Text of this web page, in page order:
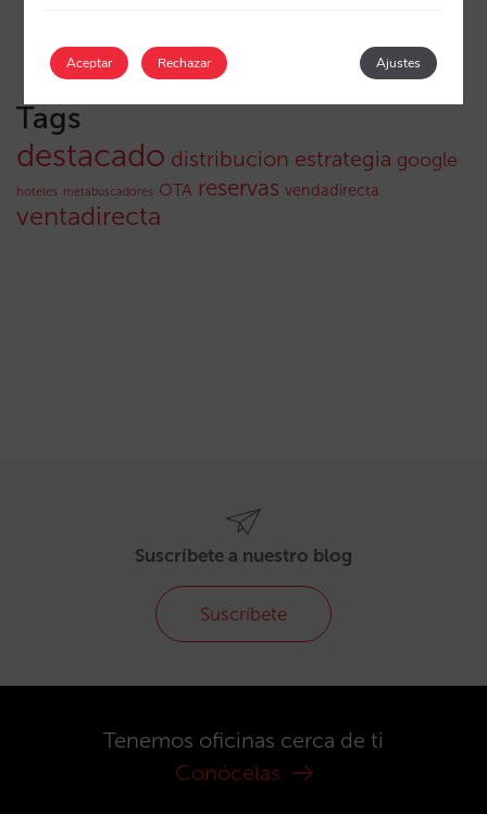
Tags
destacado distribucion estrategia google
hoteles metabuscadores OTA reservas vendadirecta
ventadirecta
Suscríbete a nuestro blog
Suscríbete
Tenemos oficinas cerca de ti
Conócelas
Aceptar Ajustes
Rechazar